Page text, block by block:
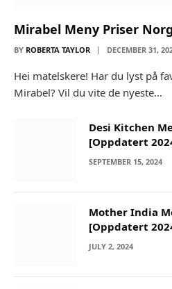
Mirabel Meny Priser
BY ROBERTA TAYLOR DECEMBER 31,
Hei matelskere! Har du lyst på
Mirabel? Vil du vite de nyeste…
Desi Kitchen
[Oppdatert
SEPTEMBER 15, 2024
Mother India
[Oppdatert
JULY 2, 2024